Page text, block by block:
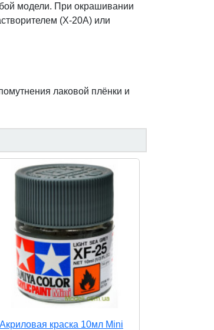
модели. При окрашивании
(Х-20А) или
лаковой плёнки и
Акриловая краска 10мл Mini